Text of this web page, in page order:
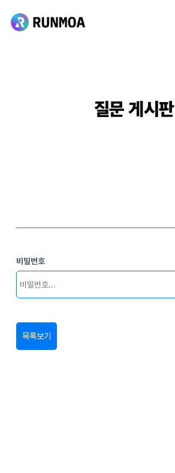
질문 게시판
비밀번호
목록보기